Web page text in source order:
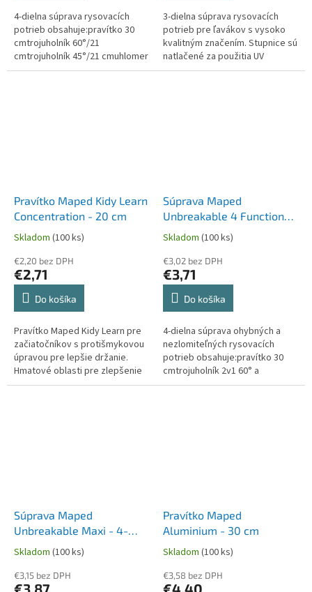
4-dielna súprava rysovacích
potrieb obsahuje:pravítko 30
cmtrojuholník 60°/21
cmtrojuholník 45°/21 cmuhlomer
180°/12 cm
3-dielna súprava rysovacích
potrieb pre ľavákov s vysoko
kvalitným značením. Stupnice sú
natlačené za použitia UV
atramentu a sú maximálne
Pravítko Maped Kidy Learn
Concentration - 20 cm
Skladom (100 ks)
€2,20 bez DPH
€2,71
Do košíka
Pravítko Maped Kidy Learn pre
začiatočníkov s protišmykovou
úpravou pre lepšie držanie.
Hmatové oblasti pre zlepšenie
koncentrácie. Dĺžka 20 cm.
Súprava Maped
Unbreakable 4 Functions -
3-dielna súprava, mix
Skladom (100 ks)
€3,02 bez DPH
€3,71
Do košíka
4-dielna súprava ohybných a
nezlomiteľných rysovacích
potrieb obsahuje:pravítko 30
cmtrojuholník 2v1 60° a
45°uhlomer 180°/ 12 cmMix
Súprava Maped
Unbreakable Maxi - 4-
dielna súprava, mix farieb
Skladom (100 ks)
€3,15 bez DPH
€3,87
Pravítko Maped
Aluminium - 30 cm
Skladom (100 ks)
€3,58 bez DPH
€4,40